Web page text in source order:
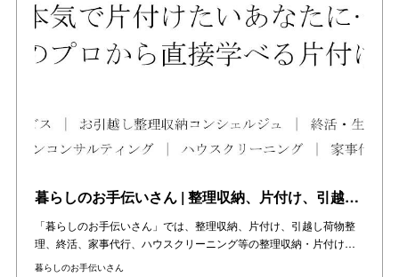
暮らしのお手伝いさん | 整理収納、片付け、引越し、終活、家事代行をお手伝い | 東京・神奈川・千葉・埼玉の関東エリアと大阪・兵庫・京都の関西エリア
「暮らしのお手伝いさん」では、整理収納、片付け、引越し荷物整
理、終活、家事代行、ハウスクリーニング等の整理収納・片付け…
暮らしのお手伝いさん